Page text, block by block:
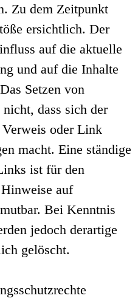
Zu dem Zeitpunkt
ersichtlich. Der
auf die aktuelle
und auf die Inhalte
Setzen von
dass sich der
oder Link
macht. Eine ständige
ist für den
auf
Bei Kenntnis
jedoch derartige
gelöscht.